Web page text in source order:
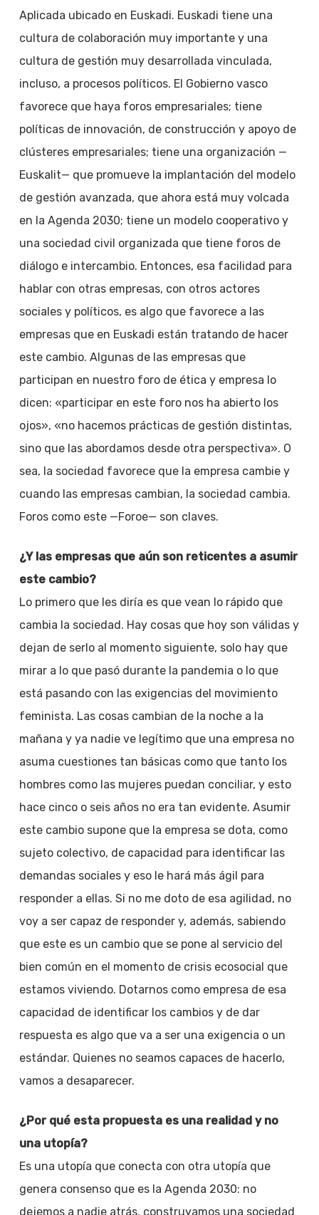
Aplicada ubicado en Euskadi. Euskadi tiene una
cultura de colaboración muy importante y una
cultura de gestión muy desarrollada vinculada,
incluso, a procesos políticos. El Gobierno vasco
favorece que haya foros empresariales; tiene
políticas de innovación, de construcción y apoyo de
clústeres empresariales; tiene una organización —
Euskalit— que promueve la implantación del modelo
de gestión avanzada, que ahora está muy volcada
en la Agenda 2030; tiene un modelo cooperativo y
una sociedad civil organizada que tiene foros de
diálogo e intercambio. Entonces, esa facilidad para
hablar con otras empresas, con otros actores
sociales y políticos, es algo que favorece a las
empresas que en Euskadi están tratando de hacer
este cambio. Algunas de las empresas que
participan en nuestro foro de ética y empresa lo
dicen: «participar en este foro nos ha abierto los
ojos», «no hacemos prácticas de gestión distintas,
sino que las abordamos desde otra perspectiva». O
sea, la sociedad favorece que la empresa cambie y
cuando las empresas cambian, la sociedad cambia.
Foros como este —Foroe— son claves.
¿Y las empresas que aún son reticentes a asumir
este cambio?
Lo primero que les diría es que vean lo rápido que
cambia la sociedad. Hay cosas que hoy son válidas y
dejan de serlo al momento siguiente, solo hay que
mirar a lo que pasó durante la pandemia o lo que
está pasando con las exigencias del movimiento
feminista. Las cosas cambian de la noche a la
mañana y ya nadie ve legítimo que una empresa no
asuma cuestiones tan básicas como que tanto los
hombres como las mujeres puedan conciliar, y esto
hace cinco o seis años no era tan evidente. Asumir
este cambio supone que la empresa se dota, como
sujeto colectivo, de capacidad para identificar las
demandas sociales y eso le hará más ágil para
responder a ellas. Si no me doto de esa agilidad, no
voy a ser capaz de responder y, además, sabiendo
que este es un cambio que se pone al servicio del
bien común en el momento de crisis ecosocial que
estamos viviendo. Dotarnos como empresa de esa
capacidad de identificar los cambios y de dar
respuesta es algo que va a ser una exigencia o un
estándar. Quienes no seamos capaces de hacerlo,
vamos a desaparecer.
¿Por qué esta propuesta es una realidad y no
una utopía?
Es una utopía que conecta con otra utopía que
genera consenso que es la Agenda 2030: no
dejemos a nadie atrás, construyamos una sociedad